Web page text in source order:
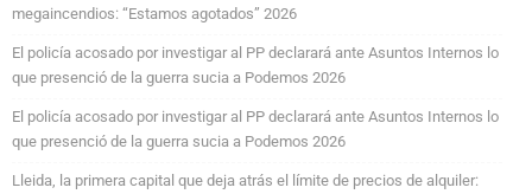
megaincendios: “Estamos agotados” 2026
El policía acosado por investigar al PP declarará ante Asuntos Internos lo
que presenció de la guerra sucia a Podemos 2026
El policía acosado por investigar al PP declarará ante Asuntos Internos lo
que presenció de la guerra sucia a Podemos 2026
Lleida, la primera capital que deja atrás el límite de precios de alquiler: